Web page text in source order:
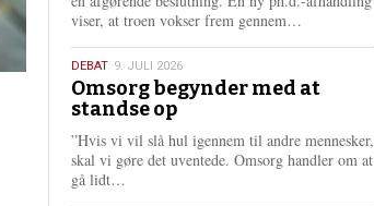
viser, at troen vokser frem gennem…
e
e
9.
juli
2026
DEBAT 9. JULI 2026
Omsorg begynder med at
standse op
”Hvis vi vil slå hul igennem til andre mennesker,
skal vi gøre det uventede. Omsorg handler om at
gå lidt…